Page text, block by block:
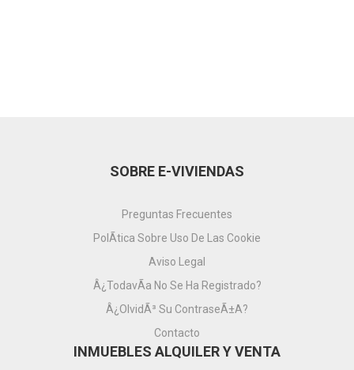
SOBRE E-VIVIENDAS
Preguntas Frecuentes
PolÃ­tica Sobre Uso De Las Cookie
Aviso Legal
Â¿TodavÃ­a No Se Ha Registrado?
Â¿OlvidÃ³ Su ContraseÃ±a?
Contacto
INMUEBLES ALQUILER Y VENTA